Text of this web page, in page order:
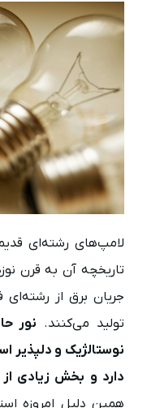
لامپ‌های رشته‌ای
تاریخچه آن به قرن
جریان برق از
تولید می‌کنند. نور
نوستالژیک و دلپذیر
دارد و بخش زیادی از
همین دلیل امروزه